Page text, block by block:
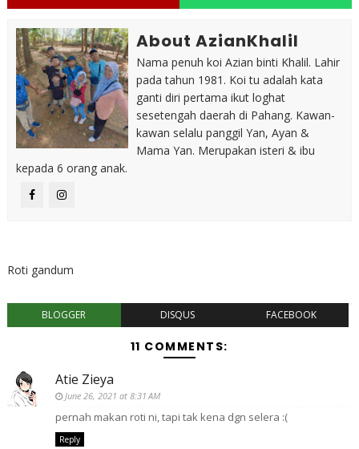
About AzianKhalil
Nama penuh koi Azian binti Khalil. Lahir
pada tahun 1981. Koi tu adalah kata
ganti diri pertama ikut loghat
sesetengah daerah di Pahang. Kawan-
kawan selalu panggil Yan, Ayan &
Mama Yan. Merupakan isteri & ibu
kepada 6 orang anak.
Roti gandum
BLOGGER DISQUS FACEBOOK
11 COMMENTS:
Atie Zieya
June 26, 2021 at 8:31 AM
pernah makan roti ni, tapi tak kena dgn selera :(
Reply